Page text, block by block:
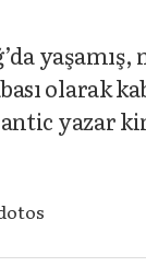
olarak
yazar